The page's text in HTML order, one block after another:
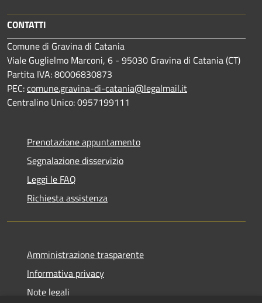
CONTATTI
Comune di Gravina di Catania
Viale Guglielmo Marconi, 6 - 95030 Gravina di Catania (CT)
Partita IVA: 80006830873
PEC:comune.gravina-di-catania@legalmail.it
Centralino Unico: 0957199111
Prenotazione appuntamento
Segnalazione disservizio
Leggi le FAQ
Richiesta assistenza
Amministrazione trasparente
Informativa privacy
Note legali